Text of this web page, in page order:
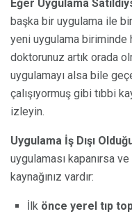
Eğer Uygulama
başka bir uygulama ile
yeni uygulama biriminde
doktorunuz artık orada
uygulamayı alsa bile
çalışıyormuş gibi tıbbi
izleyin.
Uygulama İş Dışı
uygulaması kapanırsa
kaynağınız vardır:
İlk önce yerel tıp